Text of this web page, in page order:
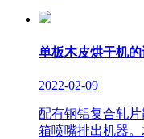
单板木皮烘干机
2022-02-09
配有钢铝复合轧
箱喷嘴排出机器